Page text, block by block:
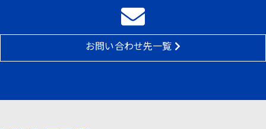
お問い合わせ先一覧